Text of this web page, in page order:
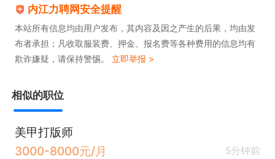
【关于薪资】
每月10号发工资，美甲师都是计件工资多做多得，根
据美甲的流程工艺手工价在3-10块的区间不等，一般
美甲师薪资在5000左右，熟练的美甲师都在8000+
内江力聘网安全提醒
本站所有信息均由用户发布，其内容及因之产生的后果，均由发
布者承担；凡收取服装费、押金、报名费等各种费用的信息均有
欺诈嫌疑，请保持警惕。 立即举报 >
相似的职位
美甲打版师
3000-8000元/月
5分钟前